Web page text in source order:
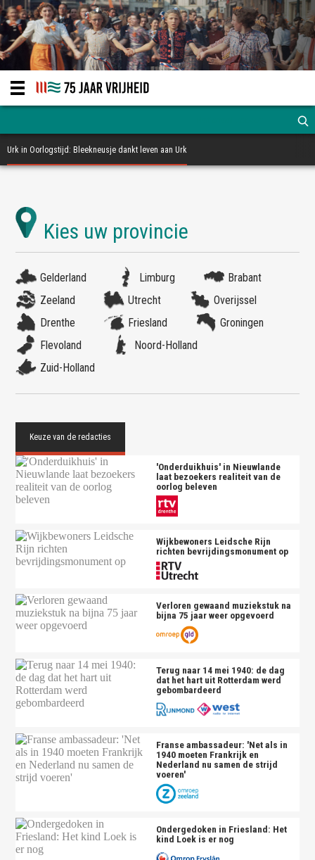
Urk in Oorlogstijd: Bleekneusje dankt leven aan Urk
Gelderland Limburg
Brabant
Zeeland
Utrecht
Overijssel
Drenthe
Friesland
Groningen
Flevoland
Noord-Holland
Zuid-Holland
'Onderduikhuis' in Nieuwlande
laat bezoekers realiteit van de
oorlog beleven
Wijkbewoners Leidsche Rijn
richten bevrijdingsmonument op
Verloren gewaand muziekstuk na
bijna 75 jaar weer opgevoerd
Terug naar 14 mei 1940: de dag
dat het hart uit Rotterdam werd
gebombardeerd
Franse ambassadeur: 'Net als in
1940 moeten Frankrijk en
Nederland nu samen de strijd
voeren'
Ondergedoken in Friesland: Het
kind Loek is er nog